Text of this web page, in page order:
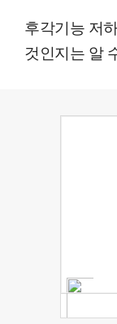
후각기능 저
것인지는 알